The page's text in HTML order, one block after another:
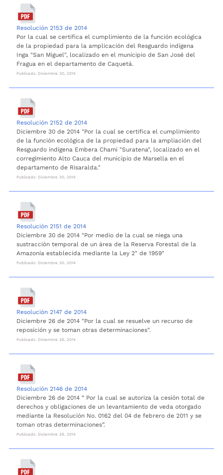
Resolución 2153 de 2014
Por la cual se certifica el cumplimiento de la función ecológica
de la propiedad para la amplicación del Resguardo indígena
Inga "San Miguel", localizado en el municipio de San José del
Fragua en el departamento de Caquetá.
Publicado: Diciembre 30, 2014
Resolución 2152 de 2014
Diciembre 30 de 2014 "Por la cual se certifica el cumplimiento
de la función ecológica de la propiedad para la ampliación del
Resguardo indígena Embera Chamí "Suratena", localizado en el
corregimiento Alto Cauca del municipio de Marsella en el
departamento de Risaralda."
Publicado: Diciembre 30, 2014
Resolución 2151 de 2014
Diciembre 30 de 2014 "Por medio de la cual se niega una
sustracción temporal de un área de la Reserva Forestal de la
Amazonía establecida mediante la Ley 2" de 1959"
Publicado: Diciembre 30, 2014
Resolución 2147 de 2014
Diciembre 26 de 2014 "Por la cual se resuelve un recurso de
reposición y se toman otras determinaciones".
Publicado: Diciembre 26, 2014
Resolución 2146 de 2014
Diciembre 26 de 2014 “ Por la cual se autoriza la cesión total de
derechos y obligaciones de un levantamiento de veda otorgado
mediante la Resolución No. 0162 del 04 de febrero de 2011 y se
toman otras determinaciones”.
Publicado: Diciembre 26, 2014